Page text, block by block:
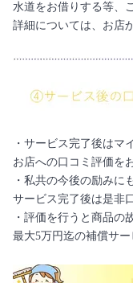
水道をお借りする等、
詳細については、お店
・サービス完了後はマ
お店への口コミ評価を
・私共の今後の励みに
サービス完了後は是非
・評価を行うと商品の
最大5万円迄の補償サー